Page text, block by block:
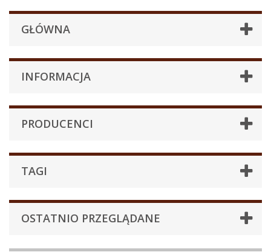
GŁÓWNA
INFORMACJA
PRODUCENCI
TAGI
OSTATNIO PRZEGLĄDANE